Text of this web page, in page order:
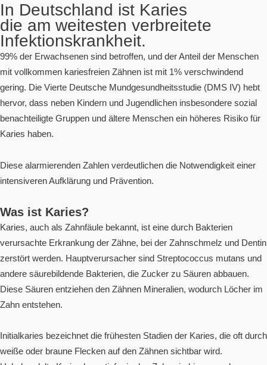
In Deutschland ist Karies
die am weitesten verbreitete
Infektionskrankheit.
99% der Erwachsenen sind betroffen, und der Anteil der Menschen
mit vollkommen kariesfreien Zähnen ist mit 1% verschwindend
gering. Die Vierte Deutsche Mundgesundheitsstudie (DMS IV) hebt
hervor, dass neben Kindern und Jugendlichen insbesondere sozial
benachteiligte Gruppen und ältere Menschen ein höheres Risiko für
Karies haben.
Diese alarmierenden Zahlen verdeutlichen die Notwendigkeit einer
intensiveren Aufklärung und Prävention.
Was ist Karies?
Karies, auch als Zahnfäule bekannt, ist eine durch Bakterien
verursachte Erkrankung der Zähne, bei der Zahnschmelz und Dentin
zerstört werden. Hauptverursacher sind Streptococcus mutans und
andere säurebildende Bakterien, die Zucker zu Säuren abbauen.
Diese Säuren entziehen den Zähnen Mineralien, wodurch Löcher im
Zahn entstehen.
Initialkaries bezeichnet die frühesten Stadien der Karies, die oft durch
weiße oder braune Flecken auf den Zähnen sichtbar wird.